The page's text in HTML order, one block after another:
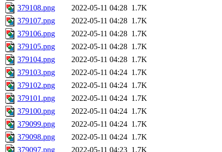
379108.png
2022-05-11 04:28 1.7K
379107.png
2022-05-11 04:28 1.7K
379106.png
2022-05-11 04:28 1.7K
379105.png
2022-05-11 04:28 1.7K
379104.png
2022-05-11 04:28 1.7K
379103.png
2022-05-11 04:24 1.7K
379102.png
2022-05-11 04:24 1.7K
379101.png
2022-05-11 04:24 1.7K
379100.png
2022-05-11 04:24 1.7K
379099.png
2022-05-11 04:24 1.7K
379098.png
2022-05-11 04:24 1.7K
379097.png
2022-05-11 04:23 1.7K